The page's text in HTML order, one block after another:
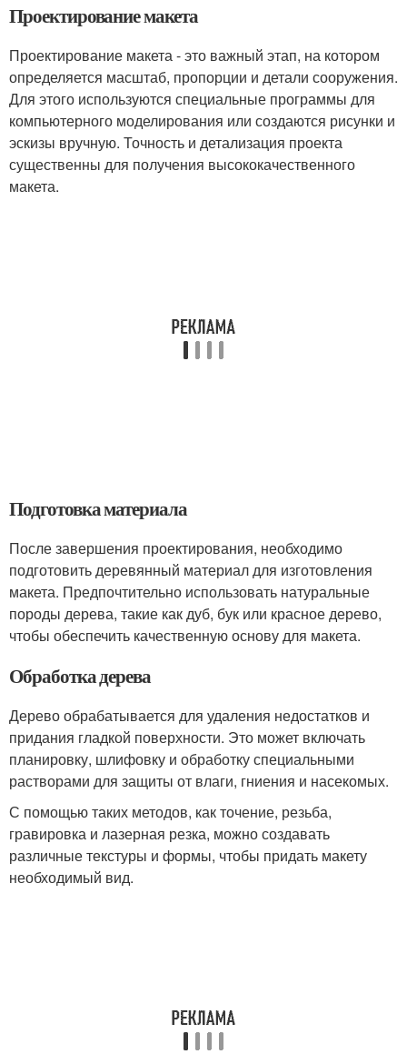
Проектирование макета
Проектирование макета - это важный этап, на котором
определяется масштаб, пропорции и детали сооружения.
Для этого используются специальные программы для
компьютерного моделирования или создаются рисунки и
эскизы вручную. Точность и детализация проекта
существенны для получения высококачественного
макета.
Подготовка материала
После завершения проектирования, необходимо
подготовить деревянный материал для изготовления
макета. Предпочтительно использовать натуральные
породы дерева, такие как дуб, бук или красное дерево,
чтобы обеспечить качественную основу для макета.
Обработка дерева
Дерево обрабатывается для удаления недостатков и
придания гладкой поверхности. Это может включать
планировку, шлифовку и обработку специальными
растворами для защиты от влаги, гниения и насекомых.
С помощью таких методов, как точение, резьба,
гравировка и лазерная резка, можно создавать
различные текстуры и формы, чтобы придать макету
необходимый вид.